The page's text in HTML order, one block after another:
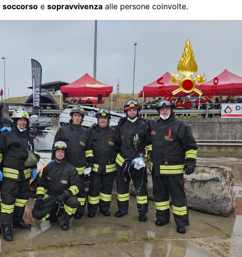
soccorso e sopravvivenza alle persone coinvolte.